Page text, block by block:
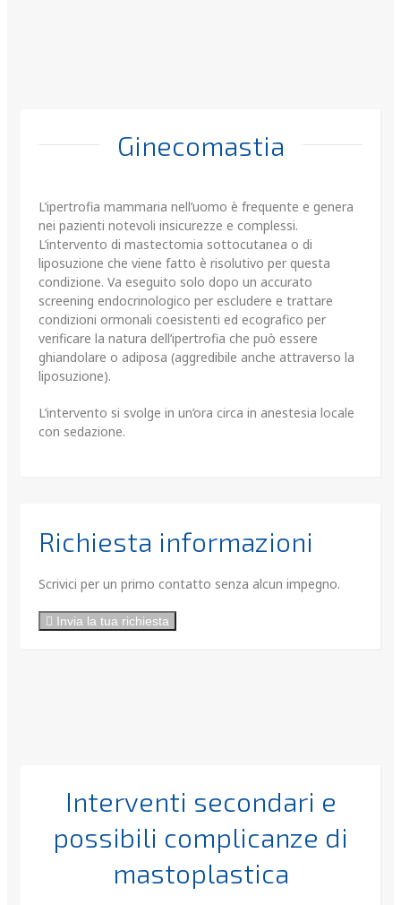
Ginecomastia
L’ipertrofia mammaria nell’uomo è frequente e genera
nei pazienti notevoli insicurezze e complessi.
L’intervento di mastectomia sottocutanea o di
liposuzione che viene fatto è risolutivo per questa
condizione. Va eseguito solo dopo un accurato
screening endocrinologico per escludere e trattare
condizioni ormonali coesistenti ed ecografico per
verificare la natura dell’ipertrofia che può essere
ghiandolare o adiposa (aggredibile anche attraverso la
liposuzione).
L’intervento si svolge in un’ora circa in anestesia locale
con sedazione.
Richiesta informazioni
Scrivici per un primo contatto senza alcun impegno.
Invia la tua richiesta
Interventi secondari e
possibili complicanze di
mastoplastica